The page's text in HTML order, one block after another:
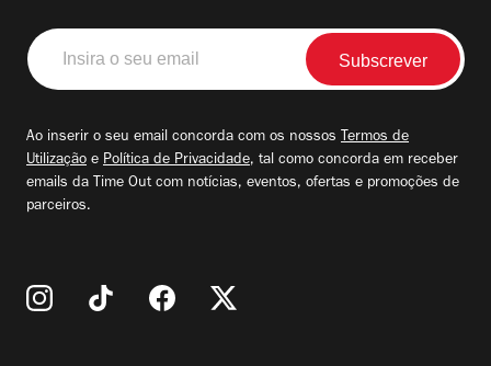
Insira
o
seu
Ao inserir o seu email concorda com os nossos Termos de
Utilização e Política de Privacidade, tal como concorda em receber
emails da Time Out com notícias, eventos, ofertas e promoções de
parceiros.